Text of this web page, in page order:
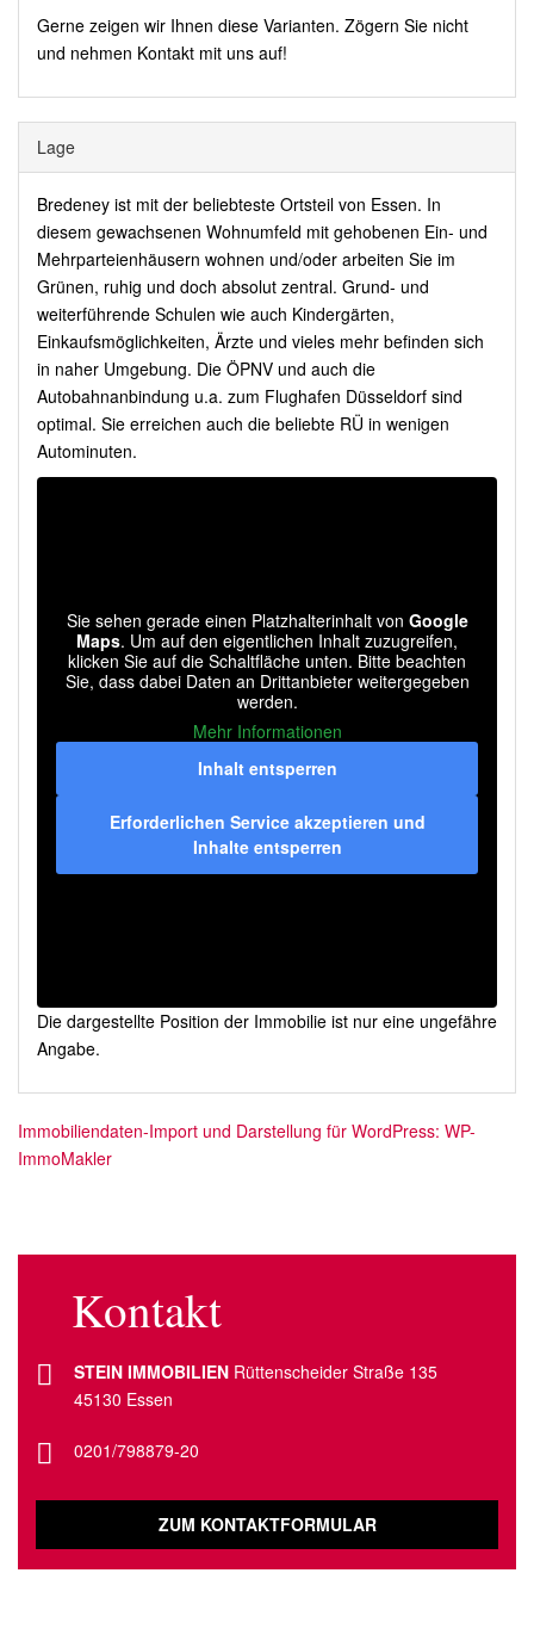
Gerne zeigen wir Ihnen diese Varianten. Zögern Sie nicht
und nehmen Kontakt mit uns auf!
Lage
Bredeney ist mit der beliebteste Ortsteil von Essen. In
diesem gewachsenen Wohnumfeld mit gehobenen Ein- und
Mehrparteienhäusern wohnen und/oder arbeiten Sie im
Grünen, ruhig und doch absolut zentral. Grund- und
weiterführende Schulen wie auch Kindergärten,
Einkaufsmöglichkeiten, Ärzte und vieles mehr befinden sich
in naher Umgebung. Die ÖPNV und auch die
Autobahnanbindung u.a. zum Flughafen Düsseldorf sind
optimal. Sie erreichen auch die beliebte RÜ in wenigen
Autominuten.
Sie sehen gerade einen Platzhalterinhalt von Google
Maps. Um auf den eigentlichen Inhalt zuzugreifen,
klicken Sie auf die Schaltfläche unten. Bitte beachten
Sie, dass dabei Daten an Drittanbieter weitergegeben
werden.
Mehr Informationen
Inhalt entsperren
Erforderlichen Service akzeptieren und
Inhalte entsperren
Die dargestellte Position der Immobilie ist nur eine ungefähre
Angabe.
Immobiliendaten-Import und Darstellung für WordPress: WP-
ImmoMakler
Kontakt
STEIN IMMOBILIEN Rüttenscheider Straße 135
45130 Essen
0201/798879-20
ZUM KONTAKTFORMULAR